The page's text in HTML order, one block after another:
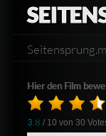
Hier den Film
3.8 / 10 von30